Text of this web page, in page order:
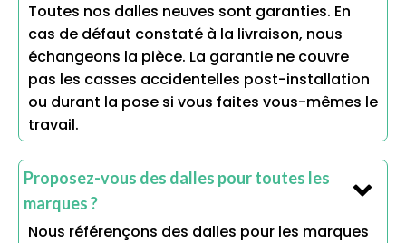
Toutes nos dalles neuves sont garanties. En
cas de défaut constaté à la livraison, nous
échangeons la pièce. La garantie ne couvre
pas les casses accidentelles post-installation
ou durant la pose si vous faites vous-mêmes le
travail.
Proposez-vous des dalles pour toutes les
marques ?
Nous référençons des dalles pour les marques